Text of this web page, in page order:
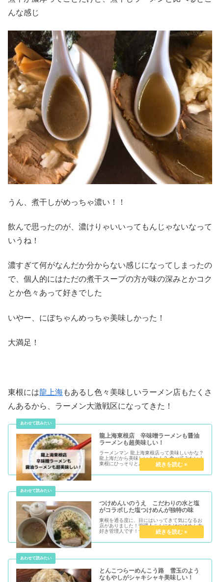
んな感じ
うん、煮干しがめっちゃ濃い！！
飲んで思ったのが、濃けりゃいいってもんじゃないなって
いうね！
濃すぎて何がなんだか分からない感じになってしまったの
で、個人的にはただの煮干スープの方が味の深みとかコク
とか色々あって好きでした
いやー、にぼちゃんめっちゃ美味しかった！
大満足！
東根には龍上海もあるし色々美味しいラーメン店もたくさ
んあるから、ラーメン大激戦区になってきた！
龍上海東根店 辛味噌ラーメンも醤油
ラーメンも超美味しい！
ラーメンマン 龍上海東根店って美味しいかな？
龍上海だから美味しいよね！？ 食べてみたい！
東根にひっそりとある龍上海が美味しいのかど
うか気になる人が多いと思いま...
つけめんいのうえ こだわりの水と塩
がコラボした塩つけめんが独特の味
東根を通る度に、目にはいってきて気になるお
店がありました！管理人こんにちはつけめん大
好き管理人です！つけめん大好きな自分として
は行ってみたかったので突撃しました...
とんこつらーめんこう路 雪玉のよう
なもやしがシャキシャキ美味しい！